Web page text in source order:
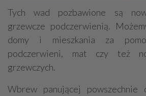
Tych wad pozbawione są
grzewcze podczerwienią.
domy i mieszkania za
podczerwieni, mat czy też
grzewczych.
Wbrew panującej powszechnie